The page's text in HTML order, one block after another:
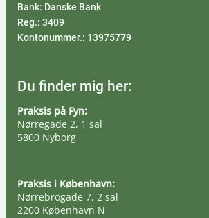
Bank: Danske Bank
Reg.: 3409
Kontonummer.: 13975779
Du finder mig her:
Praksis på Fyn:
Nørregade 2, 1 sal
5800 Nyborg
Praksis i København:
Nørrebrogade 7, 2 sal
2200 København N